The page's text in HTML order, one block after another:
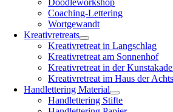
Doodleworkshop
Coaching-Lettering
Wortgewandt
Kreativretreats
Kreativretreat in Langschlag
Kreativretreat am Sonnenhof
Kreativretreat in der
Kreativretreat im Haus der
Handlettering Material
Handlettering Stifte